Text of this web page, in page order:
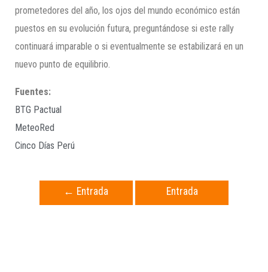
prometedores del año, los ojos del mundo económico están
puestos en su evolución futura, preguntándose si este rally
continuará imparable o si eventualmente se estabilizará en un
nuevo punto de equilibrio.
Fuentes:
BTG Pactual
MeteoRed
Cinco Días Perú
← Entrada
Entrada